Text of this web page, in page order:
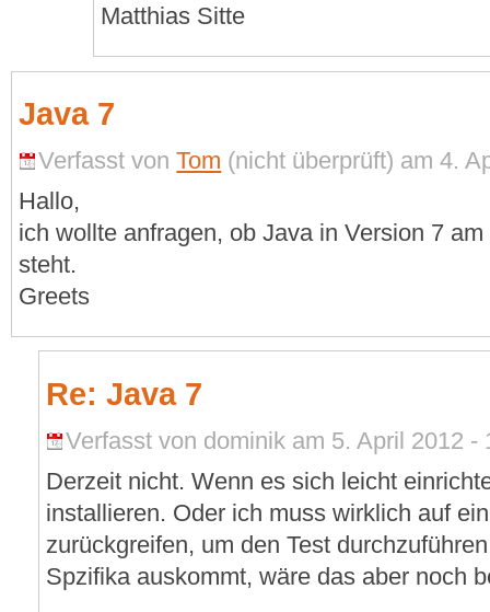
Matthias Sitte
Java 7
Verfasst vonTom (nicht überprüft) am 4.
Hallo,
ich wollte anfragen, ob Java in Version 7
steht.
Greets
Re: Java 7
Verfasst von dominik am 5. April 2012 -
Derzeit nicht. Wenn es sich leicht
installieren. Oder ich muss wirklich auf
zurückgreifen, um den Test
Spzifika auskommt, wäre das aber noch